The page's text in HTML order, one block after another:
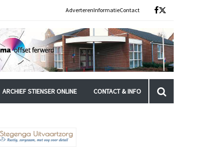
AdverterenInformatieContact
ARCHIEF STIENSER ONLINE CONTACT & INFO